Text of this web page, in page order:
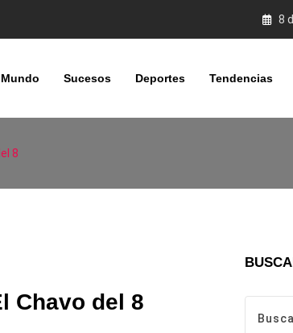
8
Mundo Sucesos Deportes Tendencias
8
Chavo del 8